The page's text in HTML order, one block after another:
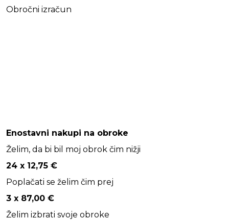
Obročni izračun
Enostavni nakupi na obroke
Želim, da bi bil moj obrok čim nižji
24 x 12,75 €
Poplačati se želim čim prej
3 x 87,00 €
Želim izbrati svoje obroke